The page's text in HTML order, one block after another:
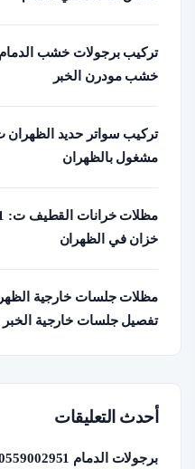
خشب مودرن الخبر
مشغول بالظهران
خزان في الظهران
تفصيل جلسات خارجية الخبر
أحدث التعليقات